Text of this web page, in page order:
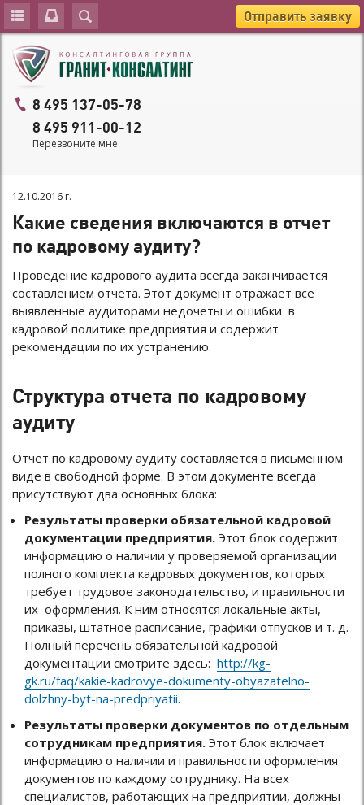
Отправить заявку
8 495 137-05-78
8 495 911-00-12
Перезвоните мне
12.10.2016 г.
Какие сведения включаются в отчет
по кадровому аудиту?
Проведение кадрового аудита всегда заканчивается
составлением отчета. Этот документ отражает все
выявленные аудиторами недочеты и ошибки в
кадровой политике предприятия и содержит
рекомендации по их устранению.
Структура отчета по кадровому
аудиту
Отчет по кадровому аудиту составляется в письменном
виде в свободной форме. В этом документе всегда
присутствуют два основных блока:
Результаты проверки обязательной кадровой
документации предприятия. Этот блок содержит
информацию о наличии у проверяемой организации
полного комплекта кадровых документов, которых
требует трудовое законодательство, и правильности
их оформления. К ним относятся локальные акты,
приказы, штатное расписание, графики отпусков и т. д.
Полный перечень обязательной кадровой
документации смотрите здесь: http://kg-
gk.ru/faq/kakie-kadrovye-dokumenty-obyazatelno-
dolzhny-byt-na-predpriyatii.
Результаты проверки документов по отдельным
сотрудникам предприятия. Этот блок включает
информацию о наличии и правильности оформления
документов по каждому сотруднику. На всех
специалистов, работающих на предприятии, должны